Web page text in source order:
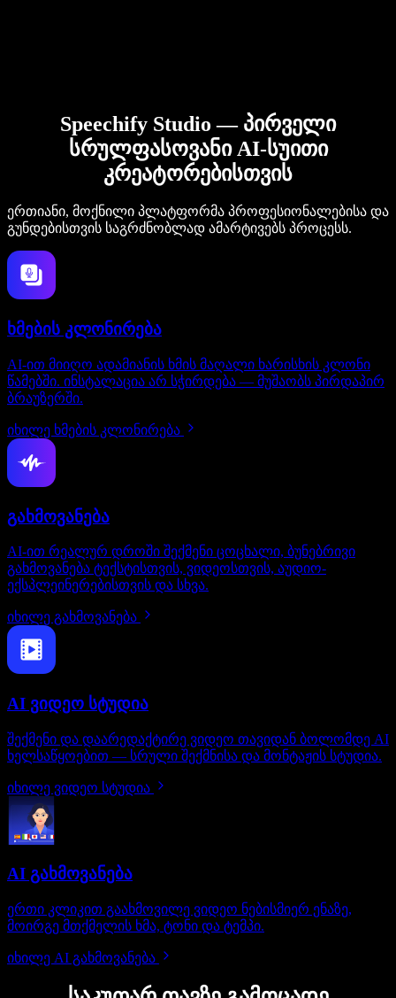
Speechify Studio — პირველი
სრულფასოვანი AI-სუითი
კრეატორებისთვის
ერთიანი, მოქნილი პლატფორმა პროფესიონალებისა და
გუნდებისთვის საგრძნობლად ამარტივებს პროცესს.
ხმების კლონირება
AI-ით მიიღო ადამიანის ხმის მაღალი ხარისხის კლონი
წამებში. ინსტალაცია არ სჭირდება — მუშაობს პირდაპირ
ბრაუზერში.
იხილე ხმების კლონირება
გახმოვანება
AI-ით რეალურ დროში შექმენი ცოცხალი, ბუნებრივი
გახმოვანება ტექსტისთვის, ვიდეოსთვის, აუდიო-
ექსპლეინერებისთვის და სხვა.
იხილე გახმოვანება
AI ვიდეო სტუდია
შექმენი და დაარედაქტირე ვიდეო თავიდან ბოლომდე AI
ხელსაწყოებით — სრული შექმნისა და მონტაჟის სტუდია.
იხილე ვიდეო სტუდია
AI გახმოვანება
ერთი კლიკით გაახმოვილე ვიდეო ნებისმიერ ენაზე,
მოირგე მთქმელის ხმა, ტონი და ტემპი.
იხილე AI გახმოვანება